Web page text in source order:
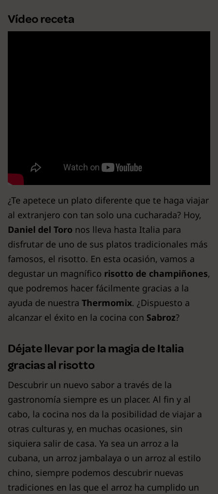
Vídeo receta
¿Te apetece un plato diferente que te haga viajar
al extranjero con tan solo una cucharada? Hoy,
Daniel del Toro nos lleva hasta Italia para
disfrutar de uno de sus platos tradicionales más
famosos, el risotto. En esta ocasión, vamos a
degustar un magnífico risotto de champiñones,
que podremos hacer fácilmente gracias a la
ayuda de nuestra Thermomix. ¿Dispuesto a
alcanzar el éxito en la cocina con Sabroz?
Déjate llevar por la magia de Italia
gracias al risotto
Descubrir un nuevo sabor a través de la
gastronomía siempre es un placer. Al fin y al
cabo, la cocina nos da la posibilidad de viajar a
otras culturas y, en muchas ocasiones, sin
siquiera salir de casa. Ya sea un arroz a la
cubana, un arroz jambalaya o un arroz al estilo
chino, siempre podemos descubrir nuevas
tradiciones en las que el arroz ha cumplido un